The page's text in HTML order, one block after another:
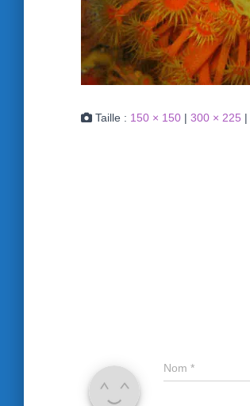
Taille : 150 × 150 | 300 × 225 |
Nom *